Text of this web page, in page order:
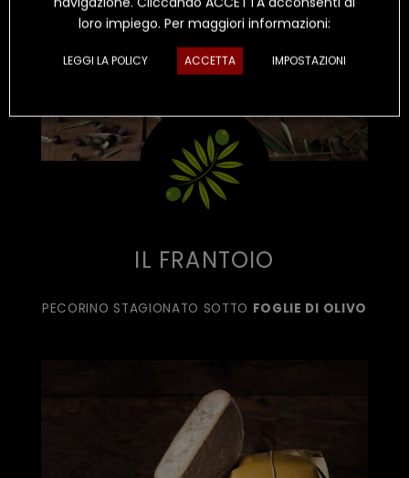
IL FRANTOIO
PECORINO STAGIONATO SOTTO FOGLIE DI OLIVO
loro impiego. Per maggiori informazioni:
LEGGI LA POLICY ACCETTA IMPOSTAZIONI